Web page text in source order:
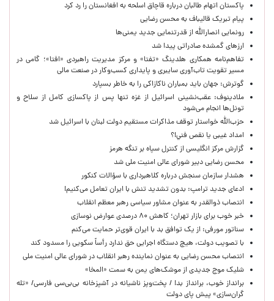
پاکستان اتهام طالبان درباره قاچاق اسلحه به افغانستان را رد کرد
پیام تبریک قالیباف به محسن رضایی
رونمایی انصارالله از قدرتنمایی جدید یمنی‌ها
ارزهای گمشده صادراتی پیدا شد
تفاهم‌نامه همکاری هلدینگ «تفتا» و مرکز مدیریت راهبردی «افتا»؛ گامی در
مسیر تقویت تاب‌آوری سایبری و پایداری کسب‌وکار در صنعت مالی
گوترش: جهان باید بمباران ناکازاکی را به‌ خاطر بسپارد
ملادینوف: عقب‌نشینی اسرائیل از غزه تنها پس از پاکسازی کامل از سلاح و
تونل‌ها انجام می‌شود
حزب‌الله خواستار توقف مذاکرات مستقیم دولت لبنان با اسرائیل شد
امداد غیبی يا نقص فني!؟
گزارش مرکز انگلیسی از کنترل سپاه بر تنگه هرمز
محسن رضایی دبیر شورای عالی امنیت ملی شد
هشدار سازمان سنجش درباره کلاهبرداری با سؤالات کنکور
ادعای جدید ترامپ: بدون تشدید تنش با ایران تعامل می‌کنیم!
انتصاب ذوالقدر به عنوان مشاور سیاسی رهبر معظم انقلاب
خبر خوب برای بازار تهران؛ کاهش ۸۰ درصدی عوارض نوسازی
سناتور مورفی: از یک توافق بد با ایران قوی‌تر حمایت می‌کنم
با تصویب دولت، هیچ دستگاه اجرایی حق ندارد رأساً سکویی را مسدود کند
انتصاب محسن رضایی به عنوان نماینده رهبر انقلاب در شورای عالی امنیت ملی
شلیک موج جدیدی از موشک‌های یمن به سمت «المخا»
برانداز خوب، برانداز بد! / پخت‌وپز ناشیانه در آشپزخانه‌ بی‌بی‌سی فارسی/ «تله
گران‌سازی» پیش پای دولت